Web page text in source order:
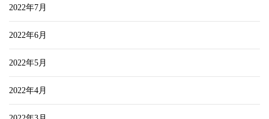
2022年7月
2022年6月
2022年5月
2022年4月